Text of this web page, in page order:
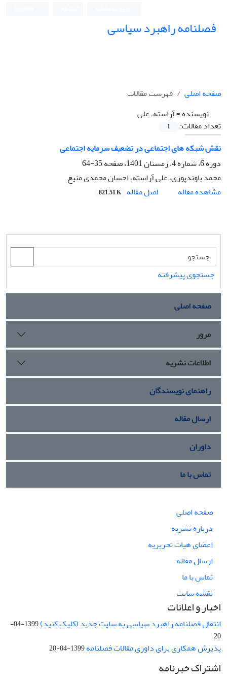
فصلنامه راهبرد سیاسی
صفحه اصلی
فهرست مقالات
نویسنده =آراسته، علی
تعداد مقالات:
1
نقش شبکه های اجتماعی در تضعیف سرمایه اجتماعی
دوره 6، شماره 4، زمستان 1401، صفحه
35-64
محمد باوندپوری، علی آراسته، احسان محمدی منیع
مشاهده مقاله
اصل مقاله 821.51 K
جستجوی پیشرفته
صفحه اصلی
مرور
اطلاعات نشریه
راهنمای نویسندگان
ارسال مقاله
داوران
تماس با ما
صفحه اصلی
درباره نشریه
اعضای هیات تحریریه
ارسال مقاله
تماس با ما
نقشه سایت
اخبار و اعلانات
انتقال فصلنامه راهبرد سیاسی به سایت جدید (کلیک کنید)
1399-04-
20
پذیرش همکاری برای داوری مقالات فصلنامه1399-04-20
اشتراک خبرنامه